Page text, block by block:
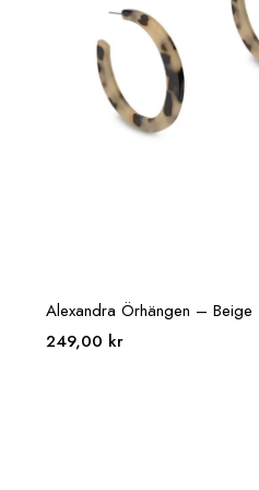
Alexandra Örhängen – Beige
249,00 kr